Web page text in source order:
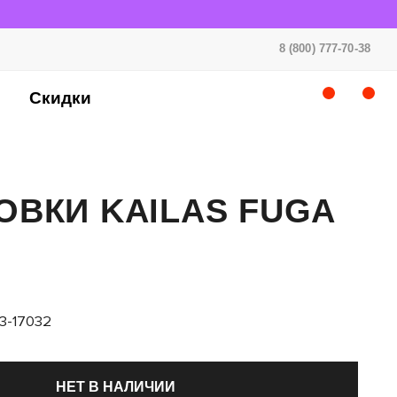
8 (800) 777-70-38
Скидки
KAILAS FUGA
17032
НЕТ В НАЛИЧИИ